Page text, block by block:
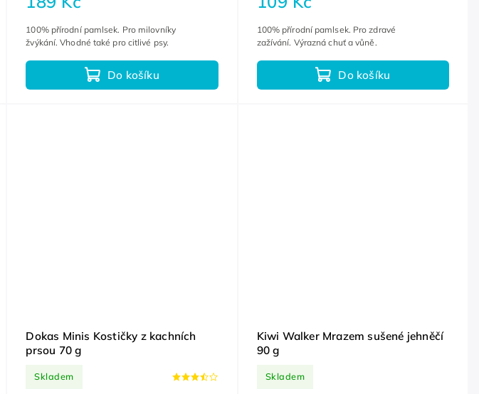
Do košíku
100% přírodní pamlsek. Pro milovníky
žvýkání. Vhodné také pro citlivé psy.
Do košíku
100% přírodní pamlsek. Pro zdravé
zažívání. Výrazná chuť a vůně.
Dokas Minis Kostičky z kachních
prsou 70 g
Skladem
Kiwi Walker Mrazem sušené jehněčí
90 g
Skladem